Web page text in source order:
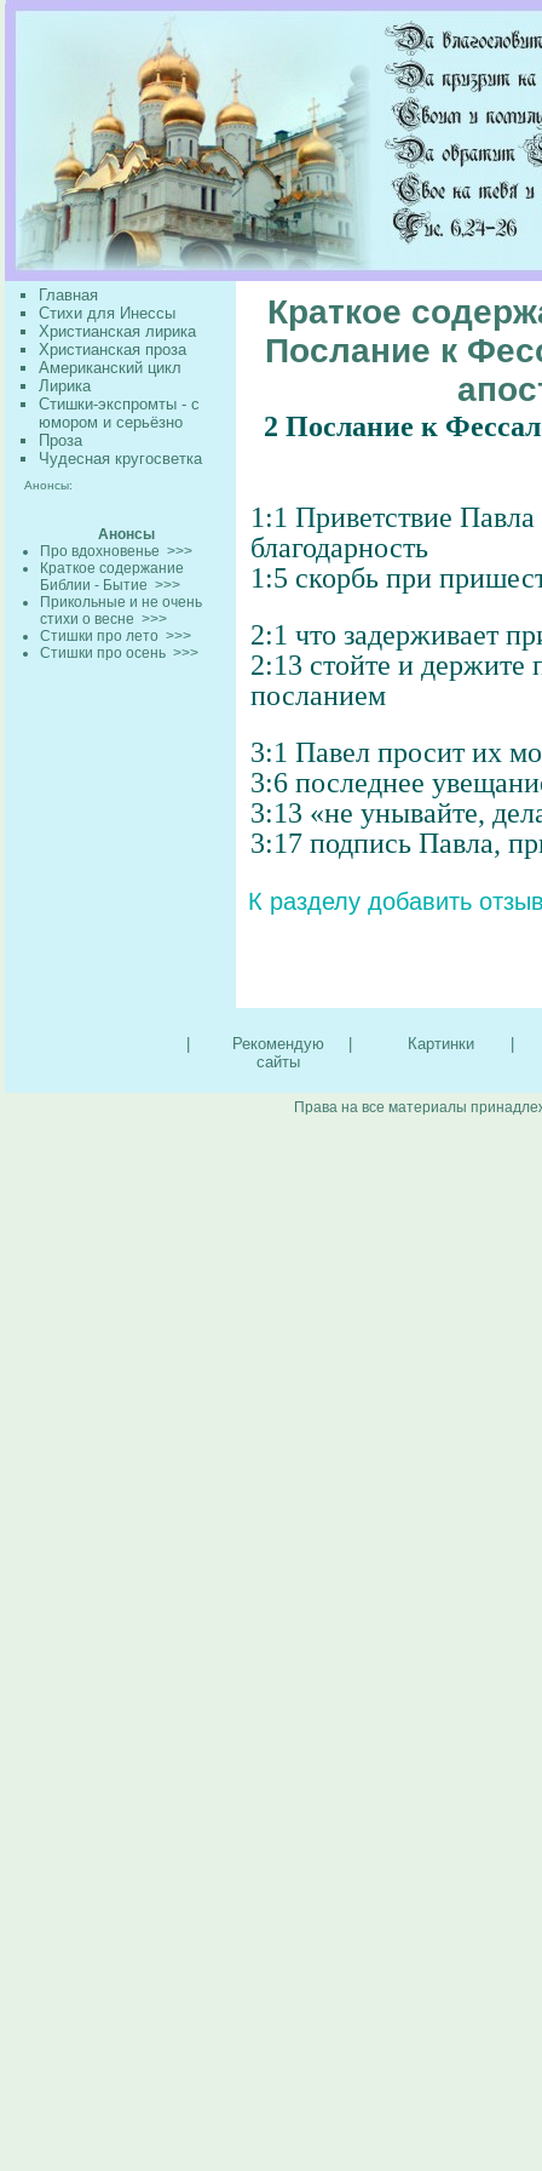
Главная
Стихи для Инессы
Христианская лирика
Христианская проза
Американский цикл
Лирика
Стишки-экспромты - с
юмором и серьёзно
Проза
Чудесная кругосветка
Анонсы:
Анонсы
Про вдохновенье >>>
Краткое содержание
Библии - Бытие >>>
Прикольные и не очень
стихи о весне >>>
Стишки про лето >>>
Стишки про осень >>>
Краткое
Послание к
2 Послание к
1:1 Приветствие
благодарность
1:5 скорбь при
2:1 что задерживает
2:13 стойте и держите
посланием
3:1 Павел просит их
3:6 последнее
3:13 «не унывайте,
3:17 подпись Павла,
К разделу добавить
Рекомендую
сайты
Картинки
Права на все материалы